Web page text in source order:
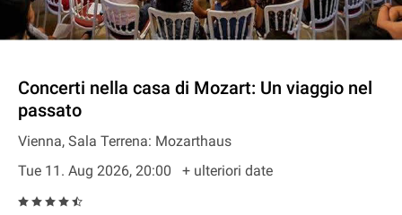
Concerti nella casa di Mozart: Un viaggio nel
passato
Vienna, Sala Terrena: Mozarthaus
Tue 11. Aug 2026, 20:00
+ ulteriori date